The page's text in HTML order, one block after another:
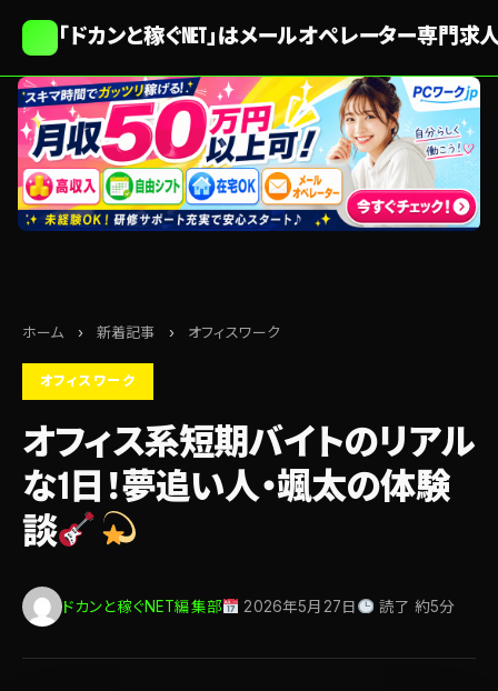
「ドカンと稼ぐNET」はメールオペレーター専門求
ホーム › 新着記事 › オフィスワーク
オフィスワーク
オフィス系短期バイトのリアル
な1日！夢追い人・颯太の体験
談
ドカンと稼ぐNET編集部 2026年5月27日 読了 約5分